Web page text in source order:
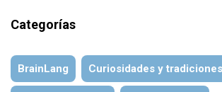
Categorías
BrainLang Curiosidades y